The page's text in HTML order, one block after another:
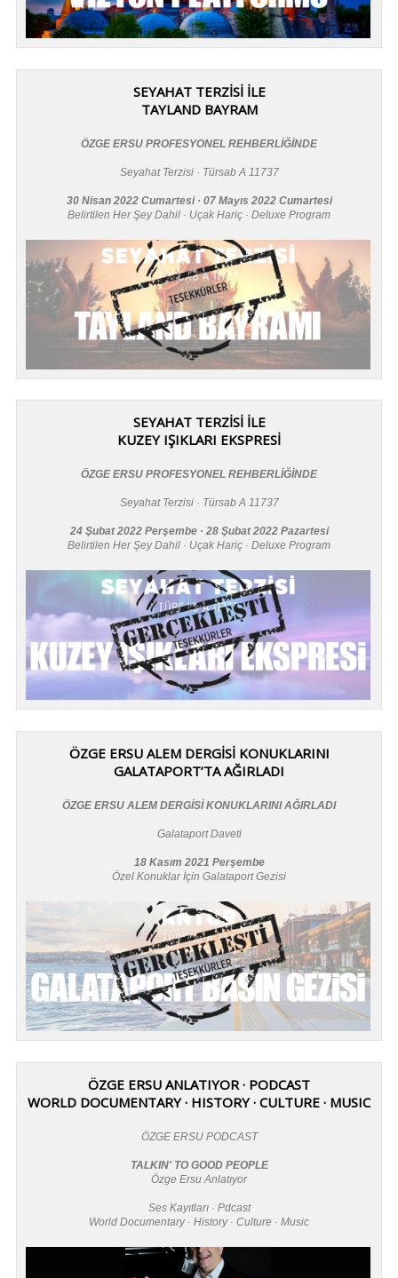
SEYAHAT TERZİSİ İLE
TAYLAND BAYRAM
ÖZGE ERSU PROFESYONEL REHBERLİĞİNDE
Seyahat Terzisi · Türsab A 11737
30 Nisan 2022 Cumartesi · 07 Mayıs 2022 Cumartesi
Belirtilen Her Şey Dahil · Uçak Hariç · Deluxe Program
SEYAHAT TERZİSİ İLE
KUZEY IŞIKLARI EKSPRESİ
ÖZGE ERSU PROFESYONEL REHBERLİĞİNDE
Seyahat Terzisi · Türsab A 11737
24 Şubat 2022 Perşembe · 28 Şubat 2022 Pazartesi
Belirtilen Her Şey Dahil · Uçak Hariç · Deluxe Program
ÖZGE ERSU ALEM DERGİSİ KONUKLARINI
GALATAPORT’TA AĞIRLADI
ÖZGE ERSU ALEM DERGİSİ KONUKLARINI AĞIRLADI
Galataport Daveti
18 Kasım 2021 Perşembe
Özel Konuklar İçin Galataport Gezisi
ÖZGE ERSU ANLATIYOR · PODCAST
WORLD DOCUMENTARY · HISTORY · CULTURE · MUSIC
ÖZGE ERSU PODCAST
TALKIN' TO GOOD PEOPLE
Özge Ersu Anlatıyor
Ses Kayıtları · Pdcast
World Documentary · History · Culture · Music